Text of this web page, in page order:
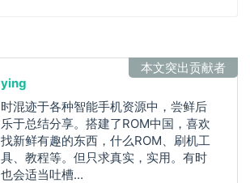
本文突出贡献者
ying
时混迹于各种智能手机资源中，尝鲜后
乐于总结分享。搭建了ROM中国，喜欢
找新鲜有趣的东西，什么ROM、刷机工
具、教程等。但只求真实，实用。有时
也会适当吐槽...